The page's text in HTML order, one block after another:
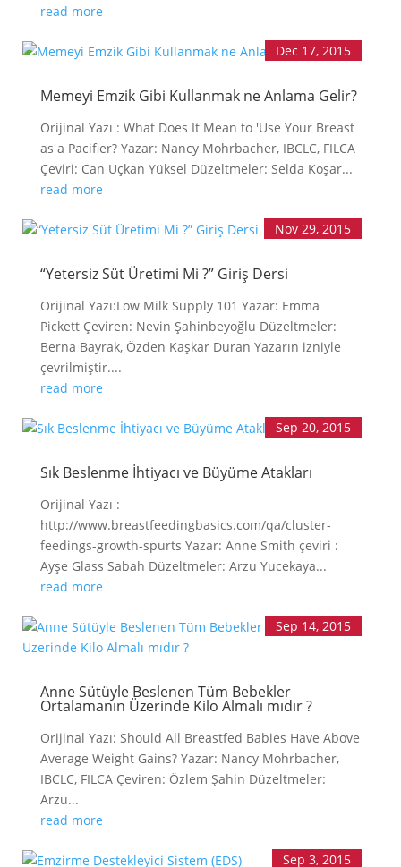
read more
Memeyi Emzik Gibi Kullanmak ne Anlama Gelir?
Dec 17, 2015
Orijinal Yazı : What Does It Mean to 'Use Your Breast
as a Pacifier? Yazar: Nancy Mohrbacher, IBCLC, FILCA
Çeviri: Can Uçkan Yüksel Düzeltmeler: Selda Koşar...
read more
“Yetersiz Süt Üretimi Mi ?” Giriş Dersi
Nov 29, 2015
Orijinal Yazı:Low Milk Supply 101 Yazar: Emma
Pickett Çeviren: Nevin Şahinbeyoğlu Düzeltmeler:
Berna Bayrak, Özden Kaşkar Duran Yazarın izniyle
çevrilmiştir....
read more
Sık Beslenme İhtiyacı ve Büyüme Atakları
Sep 20, 2015
Orijinal Yazı :
http://www.breastfeedingbasics.com/qa/cluster-
feedings-growth-spurts Yazar: Anne Smith çeviri :
Ayşe Glass Sabah Düzeltmeler: Arzu Yucekaya...
read more
Anne Sütüyle Beslenen Tüm Bebekler
Ortalamanın Üzerinde Kilo Almalı mıdır ?
Sep 14, 2015
Orijinal Yazı: Should All Breastfed Babies Have Above
Average Weight Gains? Yazar: Nancy Mohrbacher,
IBCLC, FILCA Çeviren: Özlem Şahin Düzeltmeler:
Arzu...
read more
Sep 3, 2015